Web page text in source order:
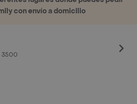
con envío a domicilio
3500